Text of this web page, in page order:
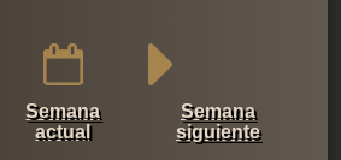
Semana
actual
Semana
siguiente